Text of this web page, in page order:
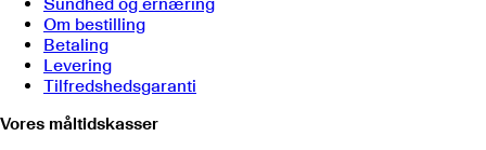
Sundhed og ernæring
Om bestilling
Betaling
Levering
Tilfredshedsgaranti
Vores måltidskasser